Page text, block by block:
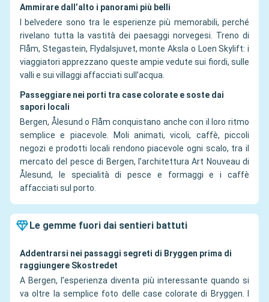
Ammirare dall’alto i panorami più belli
I belvedere sono tra le esperienze più memorabili, perché
rivelano tutta la vastità dei paesaggi norvegesi. Treno di
Flåm, Stegastein, Flydalsjuvet, monte Aksla o Loen Skylift: i
viaggiatori apprezzano queste ampie vedute sui fiordi, sulle
valli e sui villaggi affacciati sull’acqua.
Passeggiare nei porti tra case colorate e soste dai
sapori locali
Bergen, Ålesund o Flåm conquistano anche con il loro ritmo
semplice e piacevole. Moli animati, vicoli, caffè, piccoli
negozi e prodotti locali rendono piacevole ogni scalo, tra il
mercato del pesce di Bergen, l’architettura Art Nouveau di
Ålesund, le specialità di pesce e formaggi e i caffè
affacciati sul porto.
Le gemme fuori dai sentieri battuti
Addentrarsi nei passaggi segreti di Bryggen prima di
raggiungere Skostredet
A Bergen, l’esperienza diventa più interessante quando si
va oltre la semplice foto delle case colorate di Bryggen. I